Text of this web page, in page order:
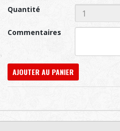
Quantité
Commentaires
AJOUTER AU PANIER